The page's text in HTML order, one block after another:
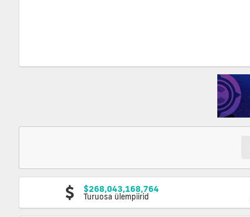
$268,043,168,764
Turuosa ülempiirid